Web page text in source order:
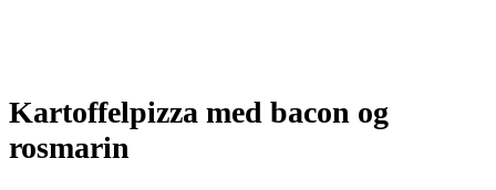
Kartoffelpizza med bacon og
rosmarin